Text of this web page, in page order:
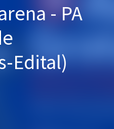
- PA
Edital)